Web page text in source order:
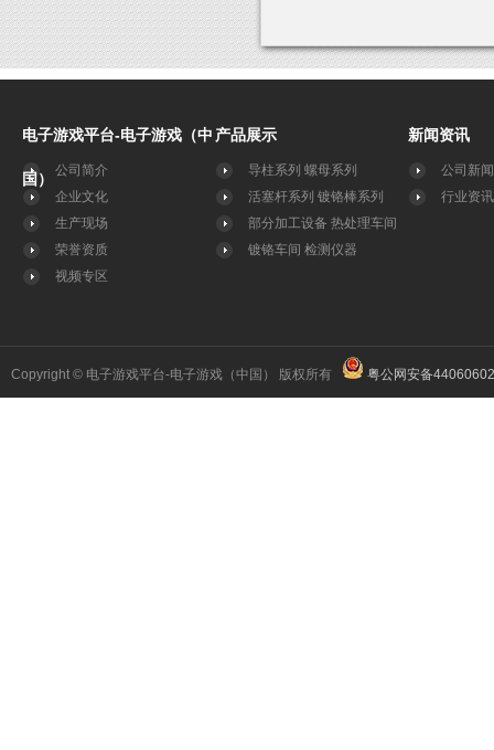
电子游戏平台-电子游戏（中
国）
公司简介
企业文化
生产现场
荣誉资质
视频专区
产品展示
导柱系列 螺母系列
活塞杆系列 镀铬棒系列
部分加工设备 热处理车间
镀铬车间 检测仪器
新闻资讯
公司新闻
行业资讯
Copyright © 电子游戏平台-电子游戏（中国） 版权所有 粤公网安备